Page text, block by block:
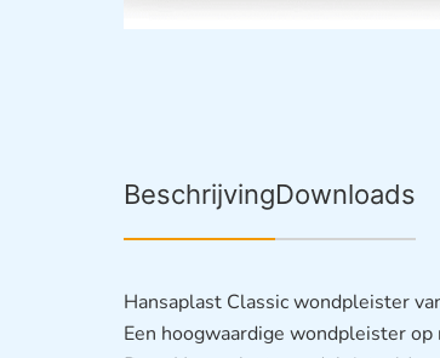
BeschrijvingDownloads
Hansaplast Classic wondpleister
Een hoogwaardige wondpleister